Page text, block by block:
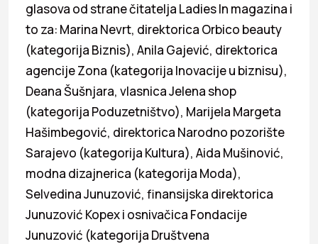
glasova od strane čitatelja Ladies In magazina i
to za: Marina Nevrt, direktorica Orbico beauty
(kategorija Biznis), Anila Gajević, direktorica
agencije Zona (kategorija Inovacije u biznisu),
Deana Šušnjara, vlasnica Jelena shop
(kategorija Poduzetništvo), Marijela Margeta
Hašimbegović, direktorica Narodno pozorište
Sarajevo (kategorija Kultura), Aida Mušinović,
modna dizajnerica (kategorija Moda),
Selvedina Junuzović, finansijska direktorica
Junuzović Kopex i osnivačica Fondacije
Junuzović (kategorija Društvena